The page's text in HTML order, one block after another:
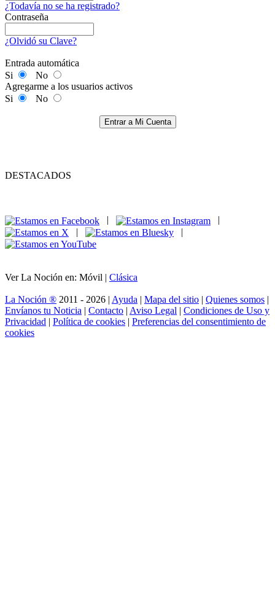
¿Todavía no se ha registrado?
Contraseña
¿Olvidó su Clave?
Entrada automática
Si
No
Agregarme a los usuarios activos
Si
No
Entrar a Mi Cuenta
DESTACADOS
|
|
Ver La Noción en: Móvil | Clásica
La Noción ® 2011 - 2026 | Ayuda | Mapa del sitio | Quienes somos |
Envíanos tu Noticia | Contacto | Aviso Legal | Condiciones de Uso y
Privacidad | Política de cookies | Preferencias del consentimiento de
cookies